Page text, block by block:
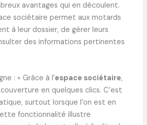
avantages qui en découlent.
sociétaire permet aux motards
à leur dossier, de gérer leurs
des informations pertinentes
: « Grâce à l’espace sociétaire,
en quelques clics. C’est
surtout lorsque l’on est en
fonctionnalité illustre